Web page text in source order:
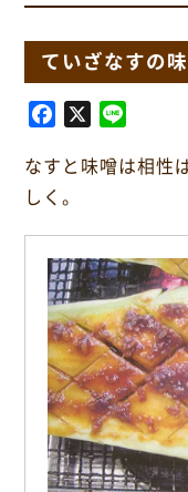
ていざなすの
c
e
o
k
X
n
なすと味噌は相性
しく。